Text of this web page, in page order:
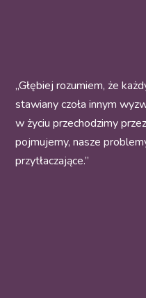
„Głębiej rozumiem, że
stawiany czoła innym
w życiu przechodzimy
pojmujemy, nasze
przytłaczające.”